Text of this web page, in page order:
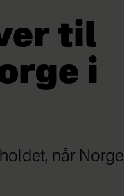
til
i
når Norge